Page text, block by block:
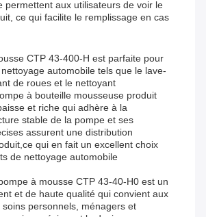
permettent aux utilisateurs de voir le
ce qui facilite le remplissage en cas
CTP 43-400-H est parfaite pour
automobile tels que le lave-
de roues et le nettoyant
à bouteille mousseuse produit
et riche qui adhère à la
stable de la pompe et ses
assurent une distribution
qui en fait un excellent choix
de nettoyage automobile
à mousse CTP 43-40-H0 est un
et de haute qualité qui convient aux
personnels, ménagers et